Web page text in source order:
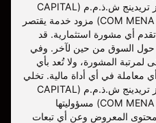
شركة كابيتال كوم مينا سيكيوريتيز تريدينج ش.ذ.م.م (CAPITAL
COM MENA SECURITIES TRADING L.L.C) مزود خدمة يقتصر
أي مشورة استثمارية. قد
حول السوق من حين لآخر. وفي
لمرتبة المشورة، ولا تُعد بأي
معاملة في أي أداة مالية. تخلي
شركة كابيتال كوم مينا سيكيوريتيز تريدينج ش.ذ.م.م (CAPITAL
COM MENA SECURITIES TRADING L.L.C) مسؤوليتها
المعروض وعن أي تبعات